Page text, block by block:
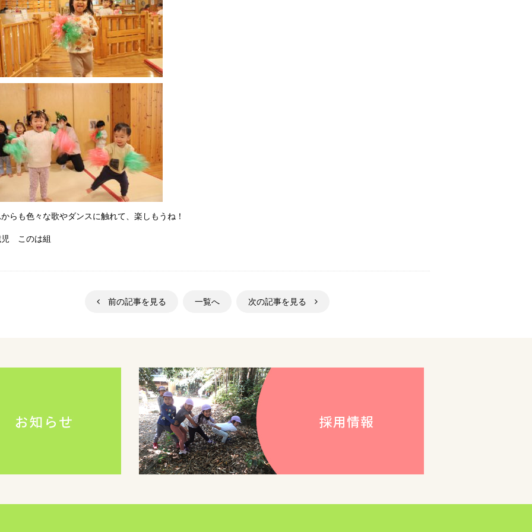
らも色々な歌やダンスに触れて、楽しもうね！
児 このは組
前の記事を見る 一覧へ 次の記事を見る